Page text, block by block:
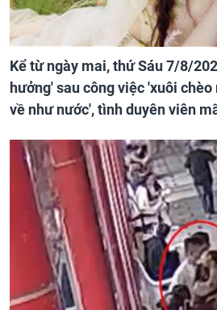
Kể từ ngày mai, thứ Sáu 7/8/
hưởng' sau công việc 'xuôi
về như nước', tình duyên viên